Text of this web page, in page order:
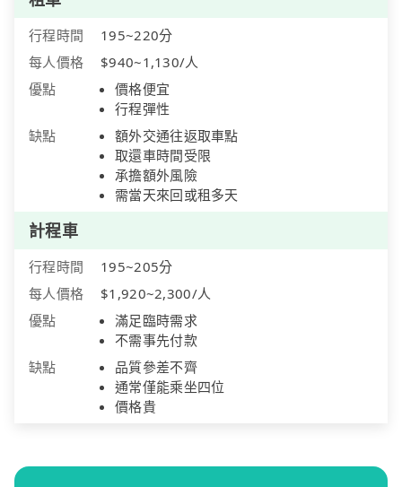
行程時間
195~220分
每人價格
$940~1,130/人
優點
價格便宜
行程彈性
缺點
額外交通往返取車點
取還車時間受限
承擔額外風險
需當天來回或租多天
計程車
行程時間
195~205分
每人價格
$1,920~2,300/人
優點
滿足臨時需求
不需事先付款
缺點
品質參差不齊
通常僅能乘坐四位
價格貴